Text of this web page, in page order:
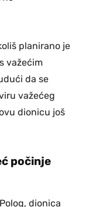
planirano je
važećim
da se
važećeg
dionicu još
počinje
dionica